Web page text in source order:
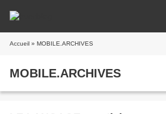
Accueil » MOBILE.ARCHIVES
MOBILE.ARCHIVES